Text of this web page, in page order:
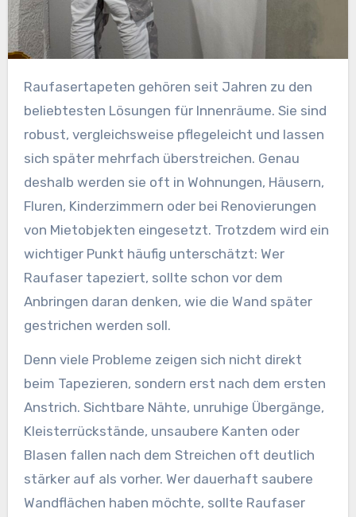
Raufasertapeten gehören seit Jahren zu den
beliebtesten Lösungen für Innenräume. Sie sind
robust, vergleichsweise pflegeleicht und lassen
sich später mehrfach überstreichen. Genau
deshalb werden sie oft in Wohnungen, Häusern,
Fluren, Kinderzimmern oder bei Renovierungen
von Mietobjekten eingesetzt. Trotzdem wird ein
wichtiger Punkt häufig unterschätzt: Wer
Raufaser tapeziert, sollte schon vor dem
Anbringen daran denken, wie die Wand später
gestrichen werden soll.
Denn viele Probleme zeigen sich nicht direkt
beim Tapezieren, sondern erst nach dem ersten
Anstrich. Sichtbare Nähte, unruhige Übergänge,
Kleisterrückstände, unsaubere Kanten oder
Blasen fallen nach dem Streichen oft deutlich
stärker auf als vorher. Wer dauerhaft saubere
Wandflächen haben möchte, sollte Raufaser